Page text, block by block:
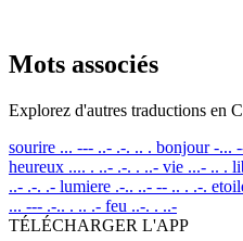
Mots associés
Explorez d'autres traductions en
sourire ... --- ..- .-. .. . bonjour -...
heureux .... . ..- .-. . ..- vie ...- .. .
..- .-. .- lumiere .-.. ..- -- .. . .-.
... --- .-.. . .. .- feu ..-. . ..-
TÉLÉCHARGER L'APP